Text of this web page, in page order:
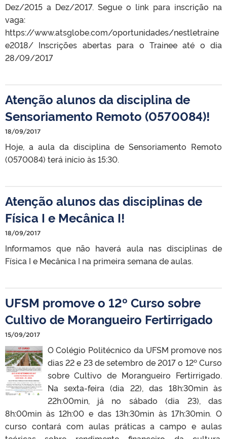
Dez/2015 a Dez/2017. Segue o link para inscrição na
vaga:
https://www.atsglobe.com/oportunidades/nestletraine
e2018/ Inscrições abertas para o Trainee até o dia
28/09/2017
Atenção alunos da disciplina de
Sensoriamento Remoto (0570084)!
18/09/2017
Hoje, a aula da disciplina de Sensoriamento Remoto
(0570084) terá início às 15:30.
Atenção alunos das disciplinas de
Física I e Mecânica I!
18/09/2017
Informamos que não haverá aula nas disciplinas de
Física I e Mecânica I na primeira semana de aulas.
UFSM promove o 12º Curso sobre
Cultivo de Morangueiro Fertirrigado
15/09/2017
O Colégio Politécnico da UFSM promove nos
dias 22 e 23 de setembro de 2017 o 12º Curso
sobre Cultivo de Morangueiro Fertirrigado.
Na sexta-feira (dia 22), das 18h:30min às
22h:00min, já no sábado (dia 23), das
8h:00min às 12h:00 e das 13h:30min às 17h:30min. O
curso contará com aulas práticas a campo e aulas